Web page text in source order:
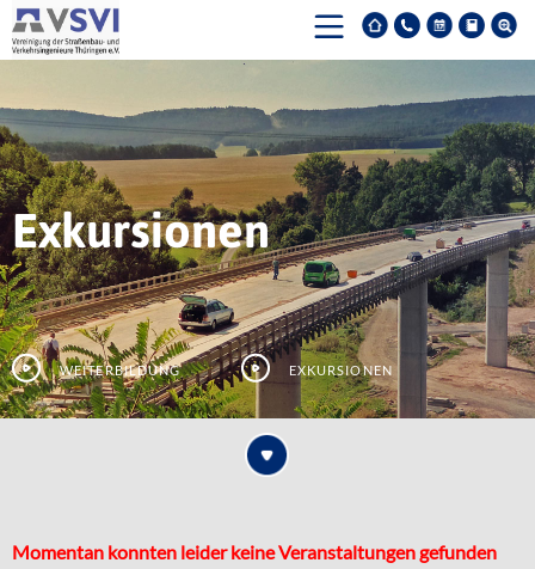
Exkursionen
Weiterbildung Exkursionen
Momentan konnten leider keine Veranstaltungen gefunden